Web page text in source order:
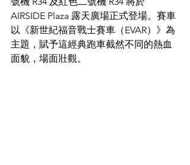
AIRSIDE Plaza 露天廣場正式登場。賽車
以《新世紀福音戰士賽車（EVAR）》為
主題，賦予這經典跑車截然不同的熱血
面貌，場面壯觀。